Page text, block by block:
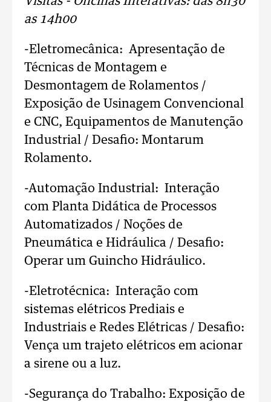
as 14h00
-Eletromecânica: Apresentação de
Técnicas de Montagem e
Desmontagem de Rolamentos /
Exposição de Usinagem Convencional
e CNC, Equipamentos de Manutenção
Industrial / Desafio: Montarum
Rolamento.
-Automação Industrial: Interação
com Planta Didática de Processos
Automatizados / Noções de
Pneumática e Hidráulica / Desafio:
Operar um Guincho Hidráulico.
-Eletrotécnica: Interação com
sistemas elétricos Prediais e
Industriais e Redes Elétricas / Desafio:
Vença um trajeto elétricos em acionar
a sirene ou a luz.
-Segurança do Trabalho: Exposição de